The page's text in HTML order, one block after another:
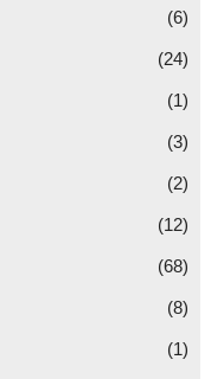
(6)
(24)
(1)
(3)
(2)
(12)
(68)
(8)
(1)